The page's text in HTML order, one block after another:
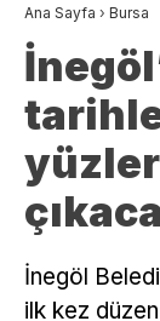
Ana Sayfa › Bursa
İnegöl
ilk kez